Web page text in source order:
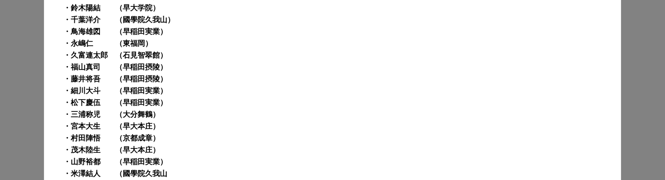
・鈴木陽結
（早大学院）
・千葉洋介
（國學院久我山）
・鳥海雄図
（早稲田実業）
・永嶋仁
（東福岡）
・久富連太郎
（石見智翠館）
・福山真司
（早稲田摂陵）
・藤井将吾
（早稲田摂陵）
・細川大斗
（早稲田実業）
・松下慶伍
（早稲田実業）
・三浦称児
（大分舞鶴）
・宮本大生
（早大本庄）
・村田陣悟
（京都成章）
・茂木陸生
（早大本庄）
・山野裕都
（早稲田実業）
・米澤結人
（國學院久我山